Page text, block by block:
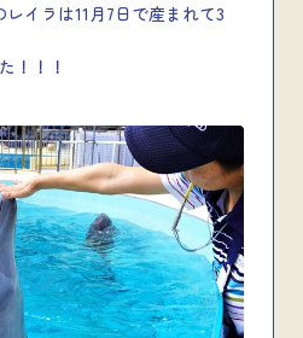
イラは11月7日で産まれて3
！！！